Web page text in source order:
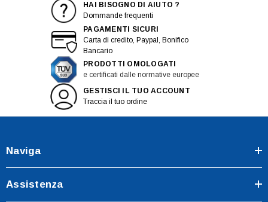
HAI BISOGNO DI AIUTO ?
Dommande frequenti
PAGAMENTI SICURI
Carta di credito, Paypal, Bonifico
Bancario
PRODOTTI OMOLOGATI
e certificati dalle normative europee
GESTISCI IL TUO ACCOUNT
Traccia il tuo ordine
Naviga
Assistenza